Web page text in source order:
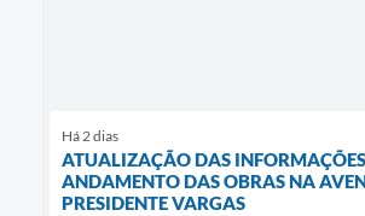
Há 2 dias
ATUALIZAÇÃO DAS
ANDAMENTO DAS OBRAS NA
PRESIDENTE VARGAS